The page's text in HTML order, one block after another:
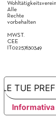
Wohltätigkeitsverein
Alle
Rechte
vorbehalten
MWST.
CEE
IT02257630349
LE TUE